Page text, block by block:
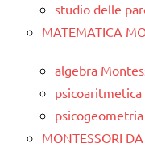
studio delle
MATEMATICA
algebra
MONTESSORI